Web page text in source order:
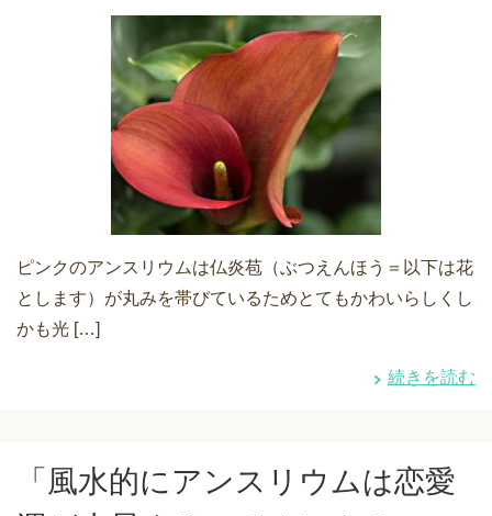
ピンクのアンスリウムは仏炎苞（ぶつえんほう＝以下は花
とします）が丸みを帯びているためとてもかわいらしくし
かも光 […]
続きを読む
「風水的にアンスリウムは恋愛